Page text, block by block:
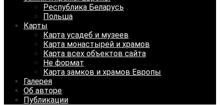
Республика Беларусь
Польша
Карты
Карта усадеб и музеев
Карта монастырей и храмов
Карта всех объектов сайта
Не формат
Карта замков и храмов Европы
Галерея
Об авторе
Публикации